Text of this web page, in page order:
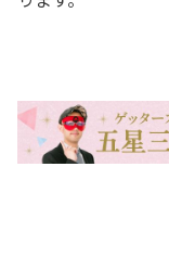
＞＞開運するには
情報量
☆ 家族、恋人、
す